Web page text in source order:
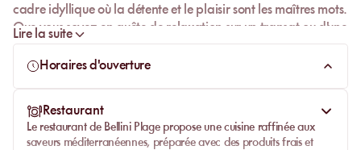
cadre idyllique où la détente et le plaisir sont les maîtres mots.
Que vous soyez en quête de relaxation sur un transat ou d'une
dégustation gastronomique, Bellini Plage saura répondre à
toutes vos envies.
Avec son ambiance conviviale et son emplacement
privilégié, Bellini Plage est l'endroit idéal pour profiter
pleinement de la Méditerranée tout en savourant des
moments de pur bonheur.
Lire la suite
Horaires d'ouverture
Restaurant
Le restaurant de Bellini Plage propose une cuisine raffinée aux
saveurs méditerranéennes, préparée avec des produits frais et